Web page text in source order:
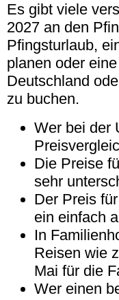
Es gibt viele
2027 an den
Pfingsturlaub,
planen oder
Deutschland
zu buchen.
Wer bei der
Die Preise
sehr
Der Preis
ein einfach
In
Reisen wie
Mai für die
Wer einen